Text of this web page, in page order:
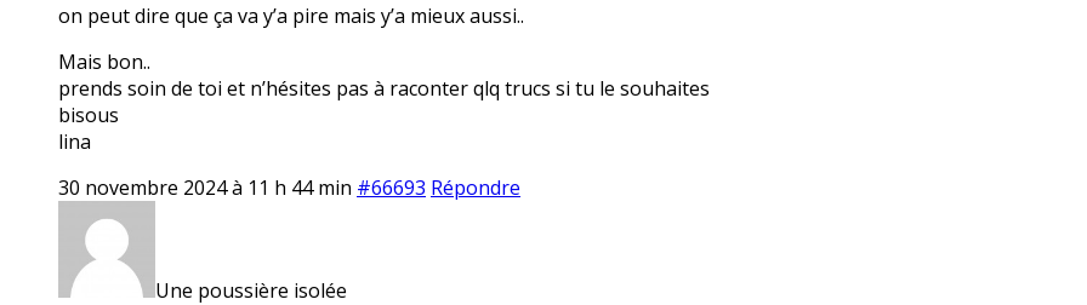
on peut dire que ça va y’a pire mais y’a mieux aussi..
Mais bon..
prends soin de toi et n’hésites pas à raconter qlq trucs si tu le souhaites
bisous
lina
30 novembre 2024 à 11 h 44 min #66693 Répondre
Une poussière isolée